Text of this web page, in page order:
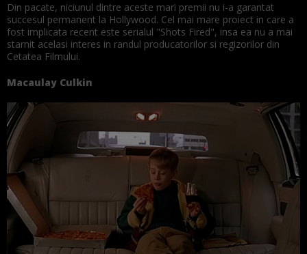
Din pacate, niciunul dintre aceste mari premii nu i-a garantat
succesul permanent la Hollywood. Cel mai mare proiect in care a
fost implicata recent este serialul "Shots Fired", insa ea nu a mai
starnit acelasi interes in randul producatorilor si regizorilor din
Cetatea Filmului.
Macaulay Culkin